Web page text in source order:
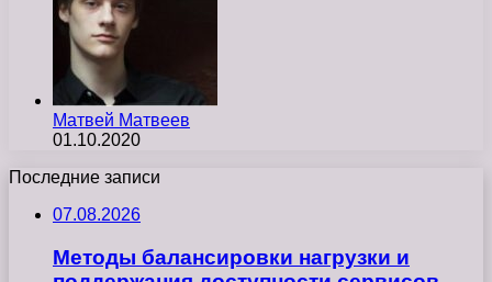
Матвей Матвеев
01.10.2020
Последние записи
07.08.2026
Методы балансировки нагрузки и